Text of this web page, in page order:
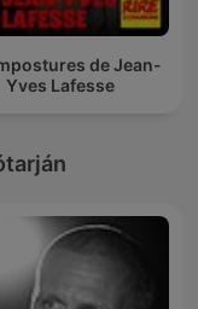
de Jean-
Yves Lafesse